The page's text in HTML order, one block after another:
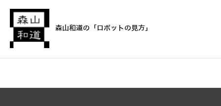
森山和道の「ロボットの見方」